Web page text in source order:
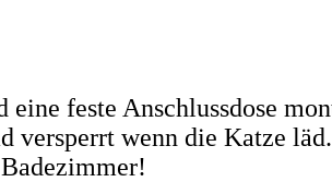
feste Anschlussdose
versperrt wenn die Katze